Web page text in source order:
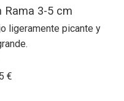
Rama 3-5 cm
ligeramente picante y
€